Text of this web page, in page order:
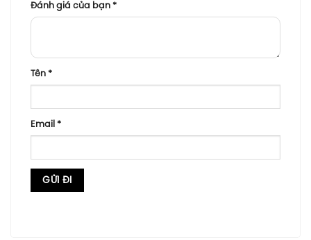
Đánh giá của bạn *
Tên *
Email *